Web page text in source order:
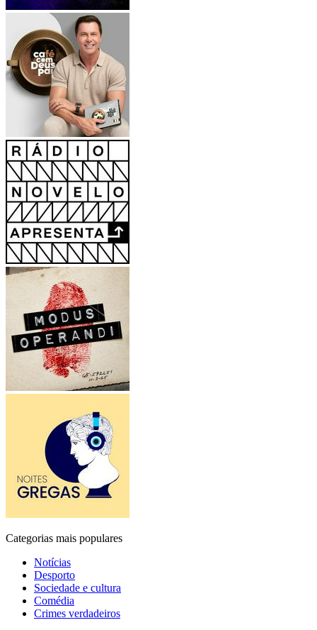
Categorias mais populares
Notícias
Desporto
Sociedade e cultura
Comédia
Crimes verdadeiros